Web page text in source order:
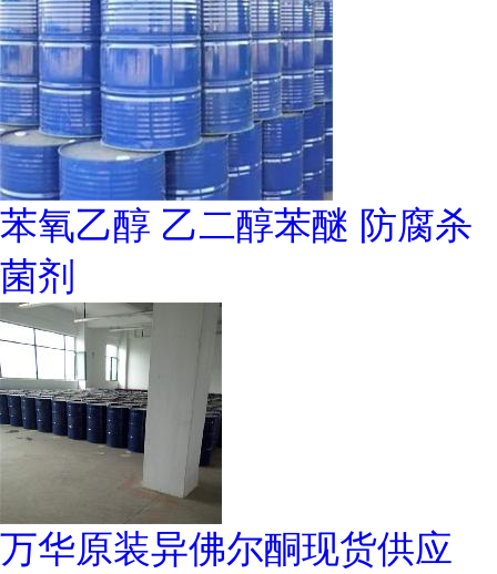
苯氧乙醇 乙二醇苯醚 防腐杀
菌剂
万华原装异佛尔酮现货供应